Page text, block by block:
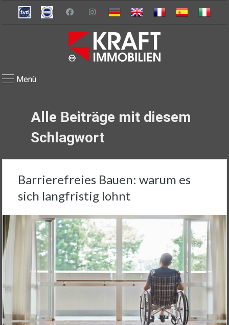
Menü
Alle Beiträge mit diesem
Schlagwort
Barrierefreies Bauen: warum es
sich langfristig lohnt